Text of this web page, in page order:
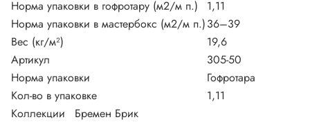
Норма упаковки в гофротару (м2/м п.)
1,11
Норма упаковки в мастербокс (м2/м п.)36–39
Вес (кг/м²)
19,6
Артикул
305-50
Норма упаковки
Гофротара
Кол-во в упаковке
1,11
Коллекции
Бремен Брик